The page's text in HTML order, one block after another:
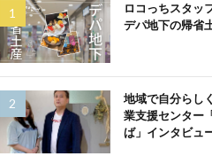
ロコっちスタッ
デパ地下の帰省
地域で自分らし
業支援センター
ば」インタビュ